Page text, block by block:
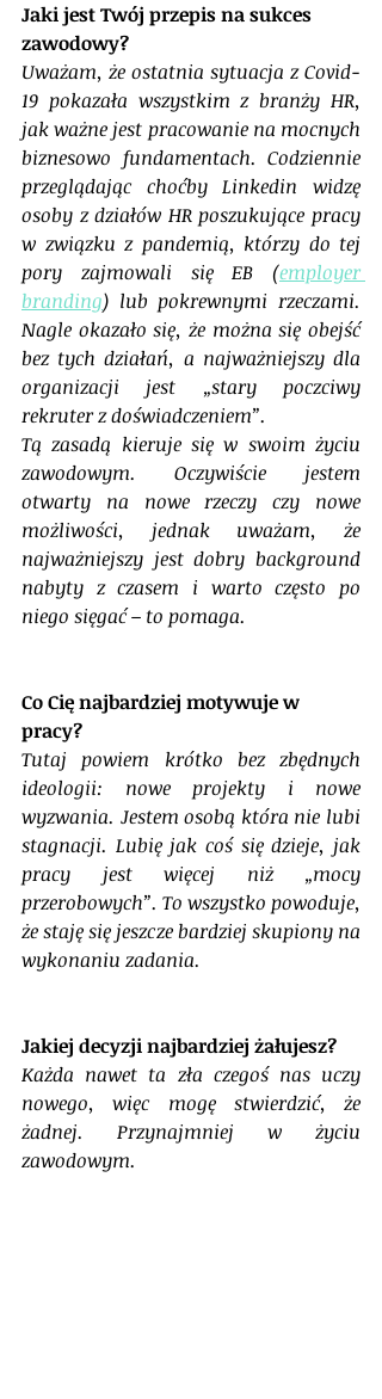
Jaki jest Twój przepis na sukces
zawodowy?
Uważam, że ostatnia sytuacja z Covid-
19 pokazała wszystkim z branży HR,
jak ważne jest pracowanie na mocnych
biznesowo fundamentach. Codziennie
przeglądając choćby Linkedin widzę
osoby z działów HR poszukujące pracy
w związku z pandemią, którzy do tej
pory zajmowali się EB (employer
branding) lub pokrewnymi rzeczami.
Nagle okazało się, że można się obejść
bez tych działań, a najważniejszy dla
organizacji jest „stary poczciwy
rekruter z doświadczeniem”.
Tą zasadą kieruje się w swoim życiu
zawodowym. Oczywiście jestem
otwarty na nowe rzeczy czy nowe
możliwości, jednak uważam, że
najważniejszy jest dobry background
nabyty z czasem i warto często po
niego sięgać – to pomaga.
Co Cię najbardziej motywuje w
pracy?
Tutaj powiem krótko bez zbędnych
ideologii: nowe projekty i nowe
wyzwania. Jestem osobą która nie lubi
stagnacji. Lubię jak coś się dzieje, jak
pracy jest więcej niż „mocy
przerobowych”. To wszystko powoduje,
że staję się jeszcze bardziej skupiony na
wykonaniu zadania.
Jakiej decyzji najbardziej żałujesz?
Każda nawet ta zła czegoś nas uczy
nowego, więc mogę stwierdzić, że
żadnej. Przynajmniej w życiu
zawodowym.